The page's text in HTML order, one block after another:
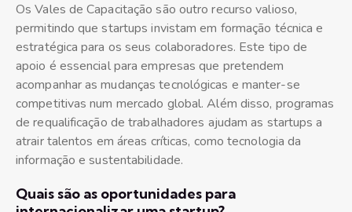
Os Vales de Capacitação são outro recurso valioso,
permitindo que startups invistam em formação técnica e
estratégica para os seus colaboradores. Este tipo de
apoio é essencial para empresas que pretendem
acompanhar as mudanças tecnológicas e manter-se
competitivas num mercado global. Além disso, programas
de requalificação de trabalhadores ajudam as startups a
atrair talentos em áreas críticas, como tecnologia da
informação e sustentabilidade.
Quais são as oportunidades para